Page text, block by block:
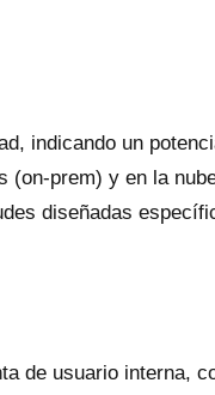
indicando un
prem) y en la
diseñadas
de usuario interna,